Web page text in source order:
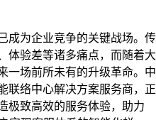
成为企业竞争的关键战场。传
体验差等诸多痛点，而随着大
一场前所未有的升级革命。中
联络中心解决方案服务商，正
极致高效的服务体验，助力